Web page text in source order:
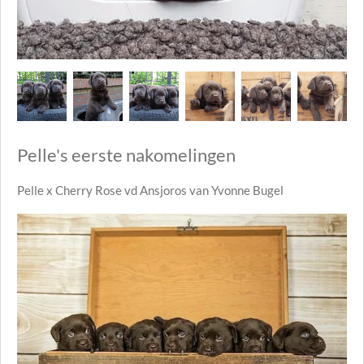
Pelle's eerste nakomelingen
Pelle x Cherry Rose vd Ansjoros van Yvonne Bugel